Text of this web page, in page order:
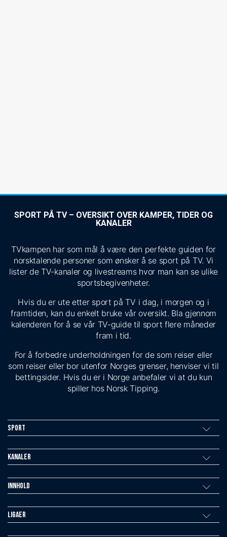
SPORT PÅ TV – OVERSIKT OVER KAMPER, TIDER OG
KANALER
TVkampen har som mål å være den perfekte guiden for
norsktalende personer som ønsker å se sport på TV. Vi
lister de TV-kanaler og livestreams hvor man kan se ulike
sportsbegivenheter.
Hvis du er ute etter sport på TV i dag, i morgen og i
framtiden, kan du enkelt bruke vår oversikt. Bla gjennom
kalenderen for å se vår TV-guide til sport flere måneder
fram i tid.
For å forbedre underholdningen for de som reiser eller
som reiser eller bor utenfor Norges grenser, henviser vi til
bettingsider. Hvis du er i Norge anbefaler vi at du kun
spiller hos Norsk Tipping.
Sport
Kanaler
Innhold
Ligaer